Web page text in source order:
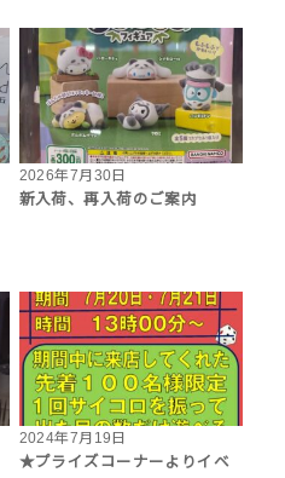
2026年7月30日
新入荷、再入荷のご案内
2024年7月19日
★プライズコーナーよりイベ